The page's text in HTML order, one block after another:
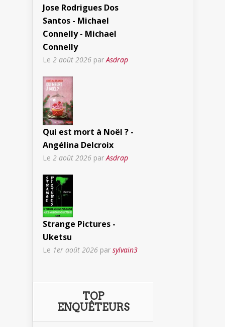
Jose Rodrigues Dos
Santos - Michael
Connelly - Michael
Connelly
Le 2 août 2026 parAsdrap
Qui est mort à Noël ? -
Angélina Delcroix
Le 2 août 2026 par Asdrap
Strange Pictures -
Uketsu
Le 1er août 2026 par sylvain3
TOP
ENQUÊTEURS